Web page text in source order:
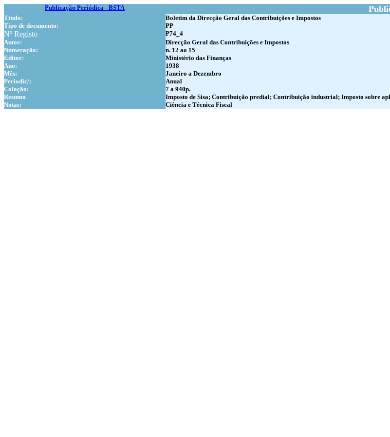
Publicação Periódica - BSTA
Titulo:
Boletim da Direcção Geral das Contribuições e Impostos
Tipo de documento:
PP
Nº Registo
P74_4
Autor:
Direcção Geral das Contribuições e Impostos
Numeração:
n. 12 ao 15
Editor:
Ministério das Finanças
Ano:
1938
Mês:
Janeiro a Dezembro
Periodic/:
Anual
Colação:
7 a 940p.
Resumo
Imposto de Sisa; Contribuição predial; Contribuição industrial; Imposto sobre
Notas:
Ciência e Técnica Fiscal